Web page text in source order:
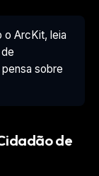
o ArcKit, leia
sobre
de